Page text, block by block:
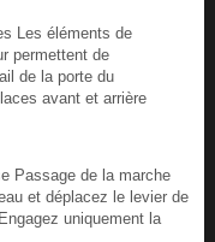
Les éléments de
permettent de
de la porte du
avant et arrière
Passage de la marche
et déplacez le levier de
uniquement la